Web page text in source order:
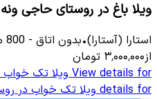
ویلا باغ در روستای حاجی
استارا (آستارا)•بدون اتاق -
800
از۳٬۰۰۰٬۰۰۰ تومان
View details for ویلا تک خواب
details for ویلا تک خواب در